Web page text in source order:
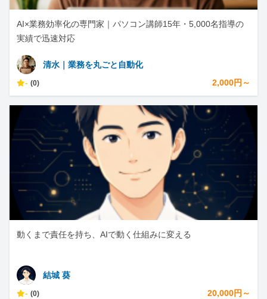
AI×業務効率化の専門家｜パソコン講師15年・5,000名指導の
実績で迅速対応
清水｜業務を丸ごと自動化
- (0) 2,000円～
動くまで責任を持ち、AIで動く仕組みに変える
結城 葵
- (0) 20,000円～